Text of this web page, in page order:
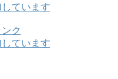
しています
ク
しています